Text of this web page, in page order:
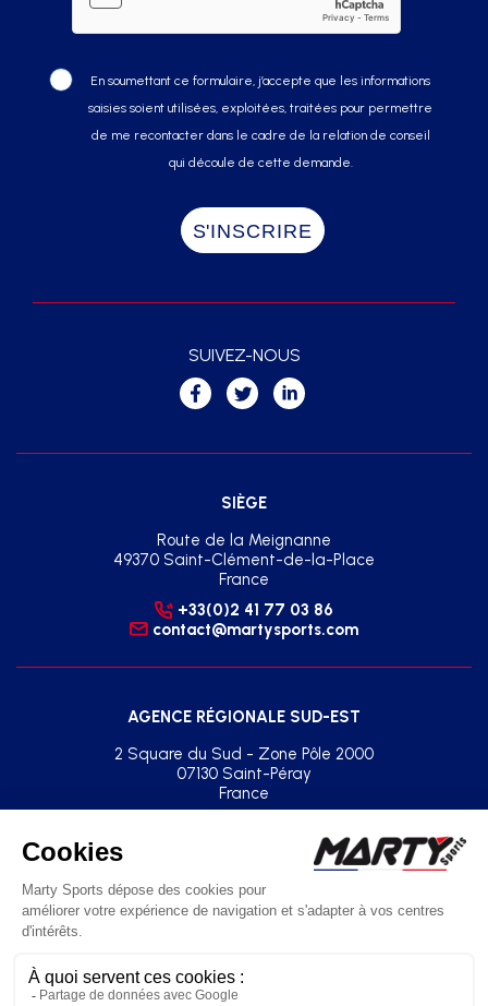
En soumettant ce formulaire, j’accepte que les informations
saisies soient utilisées, exploitées, traitées pour permettre
de me recontacter dans le cadre de la relation de conseil
qui découle de cette demande.
SIÈGE
Route de la Meignanne
49370 Saint-Clément-de-la-Place
France
+33(0)2 41 77 03 86
contact@martysports.com
AGENCE RÉGIONALE SUD-EST
2 Square du Sud - Zone Pôle 2000
07130 Saint-Péray
France
agence.sud.est@martysports.com
SUIVEZ-NOUS